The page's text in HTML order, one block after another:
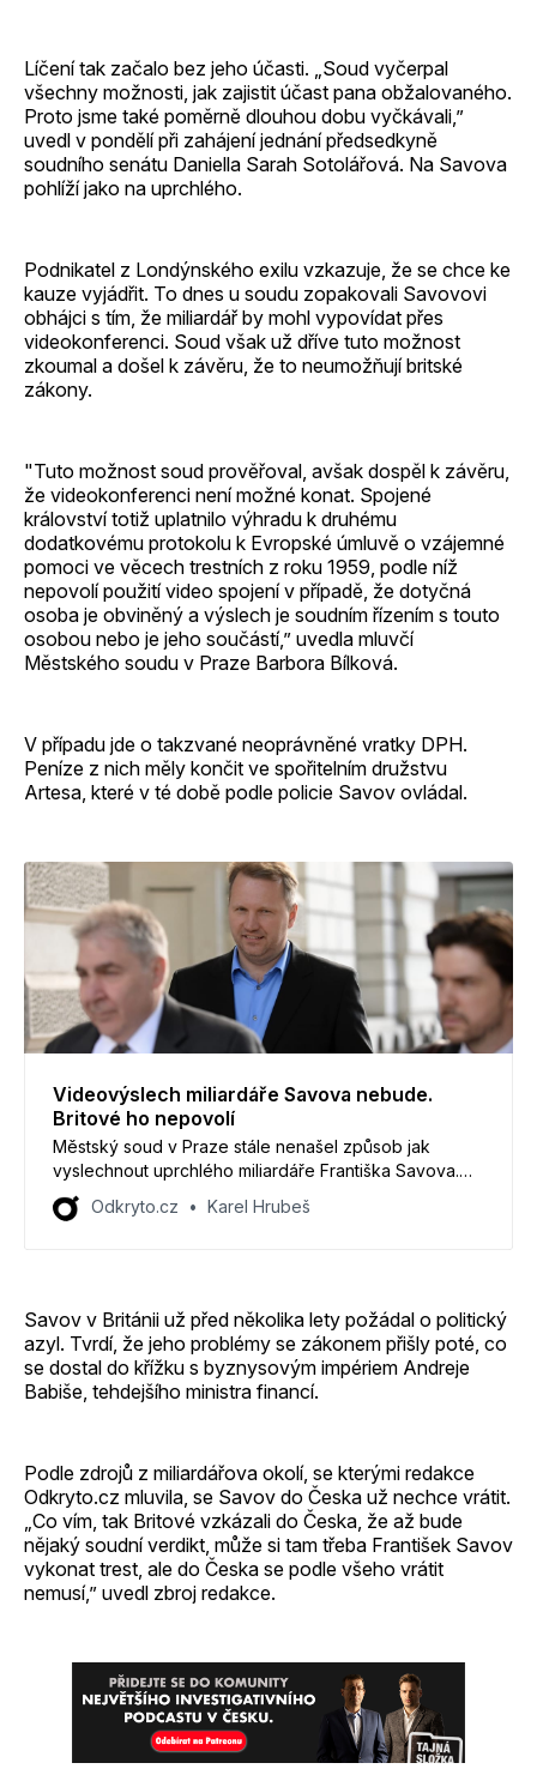
Líčení tak začalo bez jeho účasti. „Soud vyčerpal
všechny možnosti, jak zajistit účast pana obžalovaného.
Proto jsme také poměrně dlouhou dobu vyčkávali,”
uvedl v pondělí při zahájení jednání předsedkyně
soudního senátu Daniella Sarah Sotolářová. Na Savova
pohlíží jako na uprchlého.
Podnikatel z Londýnského exilu vzkazuje, že se chce ke
kauze vyjádřit. To dnes u soudu zopakovali Savovovi
obhájci s tím, že miliardář by mohl vypovídat přes
videokonferenci. Soud však už dříve tuto možnost
zkoumal a došel k závěru, že to neumožňují britské
zákony.
"Tuto možnost soud prověřoval, avšak dospěl k závěru,
že videokonferenci není možné konat. Spojené
království totiž uplatnilo výhradu k druhému
dodatkovému protokolu k Evropské úmluvě o vzájemné
pomoci ve věcech trestních z roku 1959, podle níž
nepovolí použití video spojení v případě, že dotyčná
osoba je obviněný a výslech je soudním řízením s touto
osobou nebo je jeho součástí,” uvedla mluvčí
Městského soudu v Praze Barbora Bílková.
V případu jde o takzvané neoprávněné vratky DPH.
Peníze z nich měly končit ve spořitelním družstvu
Artesa, které v té době podle policie Savov ovládal.
Videovýslech miliardáře Savova nebude.
Britové ho nepovolí
Městský soud v Praze stále nenašel způsob jak
vyslechnout uprchlého miliardáře Františka Savova.
Ten je už od roku 2014 obviněný ve velké daňové
kauze. Sám podnikatel chtěl vypovídat pomocí
Odkryto.cz Karel Hrubeš
Savov v Británii už před několika lety požádal o politický
azyl. Tvrdí, že jeho problémy se zákonem přišly poté, co
se dostal do křížku s byznysovým impériem Andreje
Babiše, tehdejšího ministra financí.
Podle zdrojů z miliardářova okolí, se kterými redakce
Odkryto.cz mluvila, se Savov do Česka už nechce vrátit.
„Co vím, tak Britové vzkázali do Česka, že až bude
nějaký soudní verdikt, může si tam třeba František Savov
vykonat trest, ale do Česka se podle všeho vrátit
nemusí,” uvedl zbroj redakce.